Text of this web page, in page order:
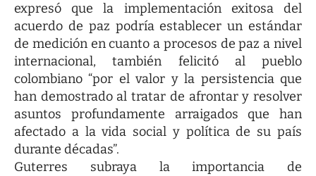
expresó que la implementación exitosa del
acuerdo de paz podría establecer un estándar
de medición en cuanto a procesos de paz a nivel
internacional, también felicitó al pueblo
colombiano “por el valor y la persistencia que
han demostrado al tratar de afrontar y resolver
asuntos profundamente arraigados que han
afectado a la vida social y política de su país
durante décadas”.
Guterres subraya la importancia de